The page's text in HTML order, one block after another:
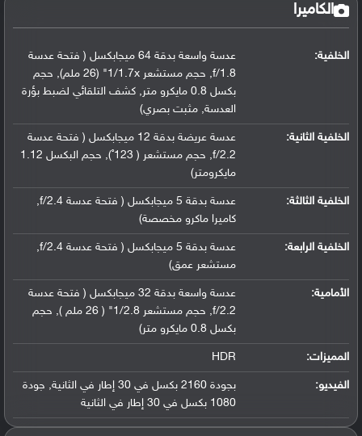
الكاميرا
الخلفية:
عدسة واسعة بدقة 64 ميجابكسل ( فتحة عدسة
f/1.8, حجم مستشعر 1/1.7x" (26 ملم), حجم
بكسل 0.8 مايكرو متر, كشف التلقائي لضبط بؤرة
العدسة, مثبت بصري)
الخلفية الثانية:
عدسة عريضة بدقة 12 ميجابكسل ( فتحة عدسة
f/2.2, حجم مستشعر ( 123˚), حجم البكسل 1.12
مايكرومتر)
الخلفية الثالثة:
عدسة بدقة 5 ميجابكسل ( فتحة عدسة f/2.4,
كاميرا ماكرو مخصصة)
الخلفية الرابعة:
عدسة بدقة 5 ميجابكسل ( فتحة عدسة f/2.4,
مستشعر عمق)
الأمامية:
عدسة واسعة بدقة 32 ميجابكسل ( فتحة عدسة
f/2.2, حجم مستشعر 1/2.8" ( 26 ملم ), حجم
بكسل 0.8 مايكرو متر)
المميزات: HDR
الفيديو:
بجودة 2160 بكسل في 30 إطار في الثانية, جودة
1080 بكسل في 30 إطار في الثانية